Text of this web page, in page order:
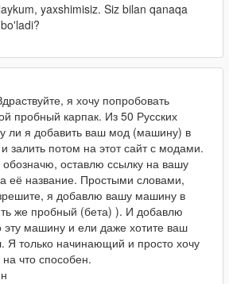
yaxshimisiz. Siz bilan qanaqa
я хочу попробовать
пробный карпак. Из 50 Русских
ли я добавить ваш мод (машину) в
залить потом на этот сайт с модами.
оставлю ссылку на вашу
её название. Простыми словами,
я добавлю вашу машину в
же пробный (бета) ). И добавлю
машину и ели даже хотите ваш
Я только начинающий и просто хочу
что способен.